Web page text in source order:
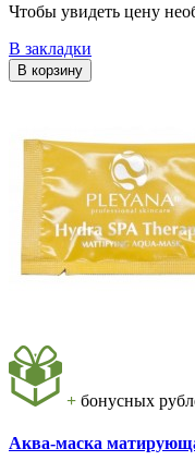
Чтобы увидеть цену
В закладки
В корзину
+ бонусных
Аква-маска